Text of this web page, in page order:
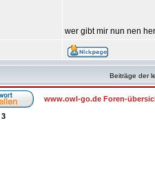
wer gibt mir nun nen
Beiträge der
www.owl-go.de Foren-
3